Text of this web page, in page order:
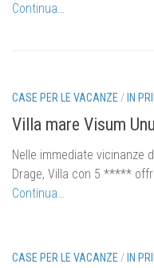
Continua…
CASE PER LE VACANZE / IN
Villa mare Visum
Nelle immediate vicinanze
Drage, Villa con 5 *****
Continua…
CASE PER LE VACANZE /IN